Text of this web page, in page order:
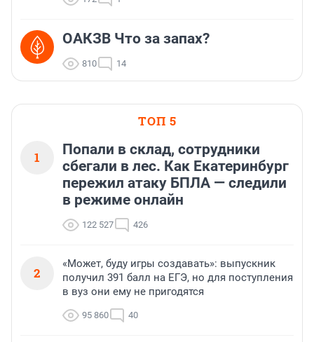
ОАКЗВ Что за запах?
810 14
ТОП 5
1
Попали в склад, сотрудники
сбегали в лес. Как Екатеринбург
пережил атаку БПЛА — следили
в режиме онлайн
122 527 426
2
«Может, буду игры создавать»: выпускник
получил 391 балл на ЕГЭ, но для поступления
в вуз они ему не пригодятся
95 860 40